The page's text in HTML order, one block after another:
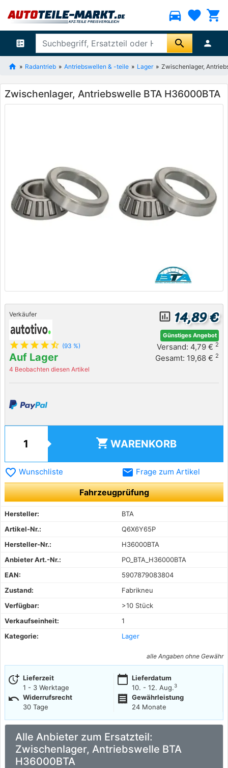
directions_car favorite shopping_cart
ballot search person
Radantrieb Antriebswellen & -teile Lager Zwischenlager,
Zwischenlager, Antriebswelle BTA H36000BTA
Verkäufer
star star star star star_half (93 %)
Auf Lager
4 Beobachten diesen Artikel
insert_chart_outlined 14,89 €
Günstiges Angebot
Versand: 4,79 € 2
Gesamt: 19,68 € 2
shopping_cart WARENKORB
favorite_border Wunschliste email Frage zum Artikel
Fahrzeugprüfung
Hersteller:
BTA
Artikel-Nr.:
Q6X6Y65P
Hersteller-Nr.:
H36000BTA
Anbieter Art.-Nr.:
PO_BTA_H36000BTA
EAN:
5907879083804
Zustand:
Fabrikneu
Verfügbar:
>10 Stück
Verkaufseinheit:
1
Kategorie:
Lager
alle Angaben ohne Gewähr
more_time Lieferzeit
1 - 3 Werktage
calendar_today Lieferdatum
10. - 12. Aug.3
undo Widerrufsrecht
30 Tage
receipt
Gewährleistung
24 Monate
Alle Anbieter zum Ersatzteil:
Zwischenlager, Antriebswelle BTA
H36000BTA